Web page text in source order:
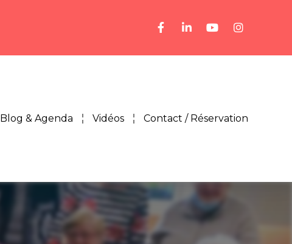
Blog & Agenda Vidéos Contact / Réservation